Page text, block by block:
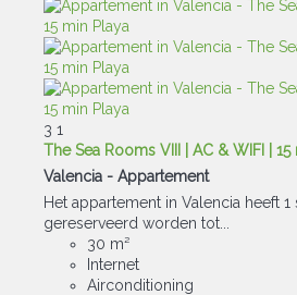
3 1
The Sea Rooms VIII | AC & WIFI | 15
Valencia - Appartement
Het appartement in Valencia heeft 1
gereserveerd worden tot...
30 m²
Internet
Airconditioning